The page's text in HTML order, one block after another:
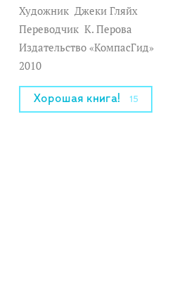
Художник Джеки Гляйх
Переводчик К. Перова
Издательство «КомпасГид»
2010
Хорошая книга! 15